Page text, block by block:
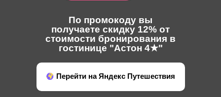
По промокоду вы
получаете скидку 12% от
стоимости бронирования в
гостинице "Астон 4★"
Перейти на Яндекс Путешествия